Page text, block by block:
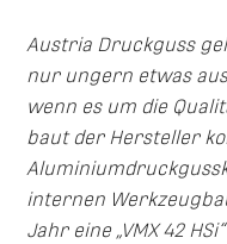
Austria Druckguss
nur ungern etwas
wenn es um die
baut der Hersteller
internen
Jahr eine „VMX 42